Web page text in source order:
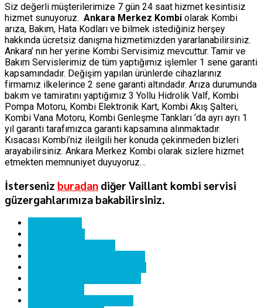
Siz değerli müşterilerimize 7 gün 24 saat hizmet kesintisiz
hizmet sunuyoruz. Ankara Merkez Kombi olarak Kombi
arıza, Bakım, Hata Kodları ve bilmek istediğiniz herşey
hakkında ücretsiz danışma hizmetimizden yararlanabilirsiniz.
Ankara’ nın her yerine Kombi Servisimiz mevcuttur. Tamir ve
Bakım Servislerimiz de tüm yaptığımız işlemler 1 sene garanti
kapsamındadır. Değişim yapılan ürünlerde cihazlarınız
firmamız ilkelerince 2 sene garanti altındadır. Arıza durumunda
bakım ve tamiratını yaptığımız 3 Yollu Hidrolik Valf, Kombi
Pompa Motoru, Kombi Elektronik Kart, Kombi Akış Şalteri,
Kombi Vana Motoru, Kombi Genleşme Tankları ‘da ayrı ayrı 1
yıl garanti tarafımızca garanti kapsamına alınmaktadır.
Kısacası Kombi’niz ileilgili her konuda çekinmeden bizleri
arayabilirsiniz. Ankara Merkez Kombi olarak sizlere hizmet
etmekten memnuniyet duyuyoruz…
İsterseniz buradan diğer Vaillant kombi servisi
güzergahlarımıza bakabilirsiniz.